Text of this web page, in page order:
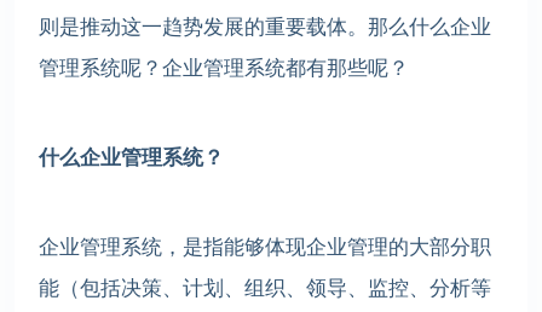
则是推动这一趋势发展的重要载体。那么什么企业
管理系统呢？企业管理系统都有那些呢？
什么企业管理系统？
企业管理系统，是指能够体现企业管理的大部分职
能（包括决策、计划、组织、领导、监控、分析等